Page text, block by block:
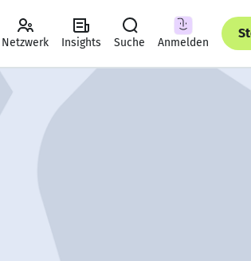
Netzwerk Insights Suche Anmelden